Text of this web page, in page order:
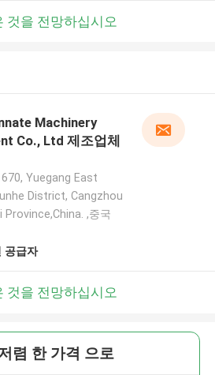
것을 전망하십시오
Machinery
Co., Ltd 제조업체
Yuegang East
District, Cangzhou
Province,China. ,중국
공급자
것을 전망하십시오
렴 한 가격 으로